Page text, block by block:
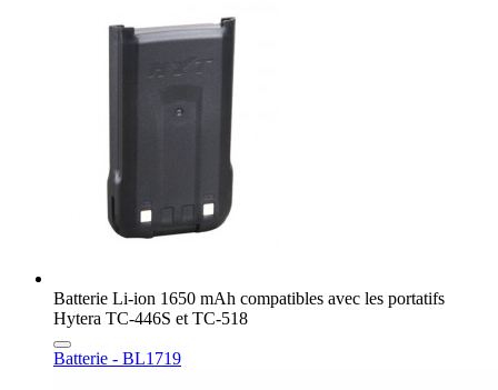
Batterie Li-ion 1650 mAh compatibles avec les portatifs
Hytera TC-446S et TC-518
Batterie - BL1719